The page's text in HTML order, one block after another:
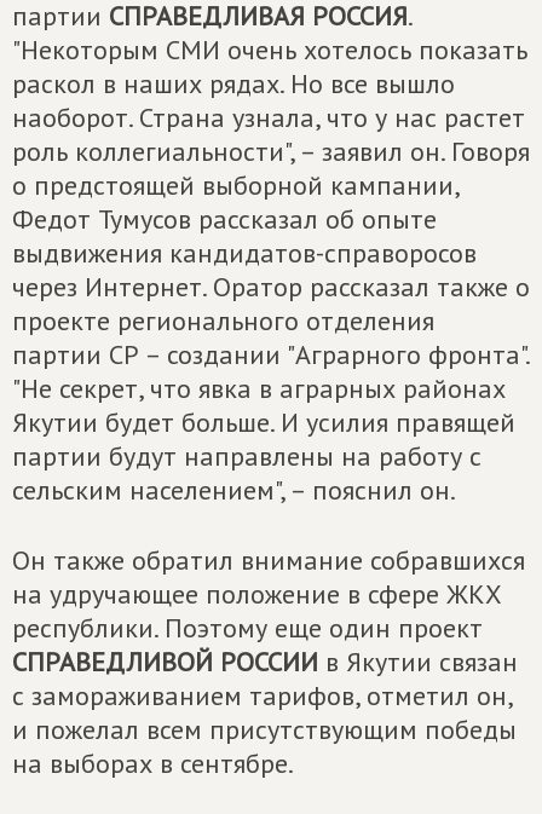
партии СПРАВЕДЛИВАЯ РОССИЯ.
"Некоторым СМИ очень хотелось показать
раскол в наших рядах. Но все вышло
наоборот. Страна узнала, что у нас растет
роль коллегиальности", – заявил он. Говоря
о предстоящей выборной кампании,
Федот Тумусов рассказал об опыте
выдвижения кандидатов-справоросов
через Интернет. Оратор рассказал также о
проекте регионального отделения
партии СР – создании "Аграрного фронта".
"Не секрет, что явка в аграрных районах
Якутии будет больше. И усилия правящей
партии будут направлены на работу с
сельским населением", – пояснил он.
Он также обратил внимание собравшихся
на удручающее положение в сфере ЖКХ
республики. Поэтому еще один проект
СПРАВЕДЛИВОЙ РОССИИ в Якутии связан
с замораживанием тарифов, отметил он,
и пожелал всем присутствующим победы
на выборах в сентябре.